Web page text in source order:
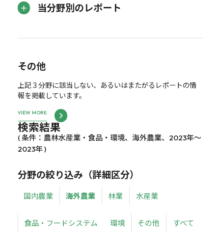
当分野別のレポート
その他
上記３分野に該当しない、あるいはまたがるレポートの情
報を掲載しています。
VIEW MORE
検索結果
( 条件：農林水産業・食品・環境、海外農業、2023年～
2023年 )
分野の絞り込み（詳細区分）
国内農業 海外農業 林業 水産業
食品・フードシステム 環境 その他 すべて